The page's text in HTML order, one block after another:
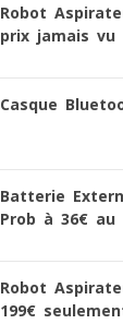
Robot
prix jamais vu
Casque
Batterie
Prob à 36€ au
Robot
199€